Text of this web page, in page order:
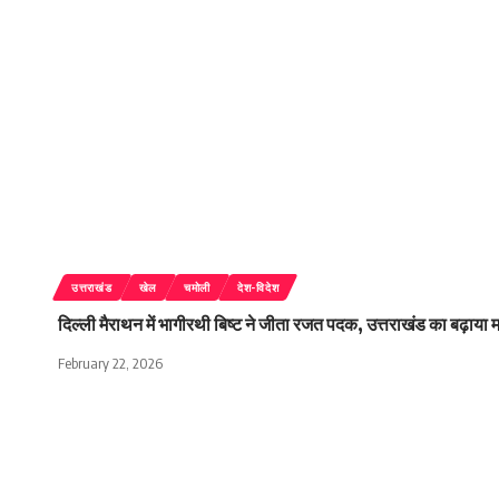
उत्तराखंड खेल चमोली देश-विदेश
दिल्ली मैराथन में भागीरथी बिष्ट ने जीता रजत पदक, उत्तराखंड का बढ़ाया
February 22, 2026